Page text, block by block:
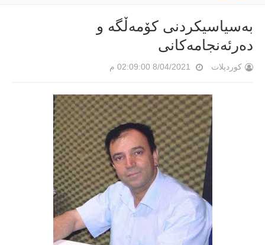
به‌سیاسیكردنی‌ كۆمه‌ڵگه‌ و
ده‌رئه‌نجامه‌كانی‌
کوردپلات 8/04/2021 02:09:00 م